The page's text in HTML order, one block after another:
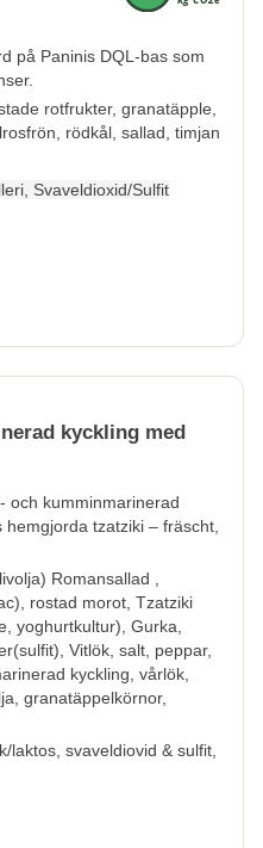
på Paninis DQL-bas som
rotfrukter, granatäpple,
rödkål, sallad, timjan
Svaveldioxid/Sulfit
kyckling med
och kumminmarinerad
tzatziki – fräscht,
Romansallad ,
rostad morot, Tzatziki
yoghurtkultur), Gurka,
Vitlök, salt, peppar,
kyckling, vårlök,
granatäppelkörnor,
laktos, svaveldiovid & sulfit,